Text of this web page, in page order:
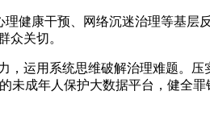
康干预、网络沉迷治理等基层
众关切。
运用系统思维破解治理难题。压
成年人保护大数据平台，健全